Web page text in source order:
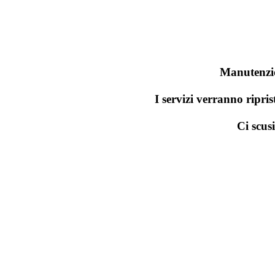
I servizi verranno
Ci